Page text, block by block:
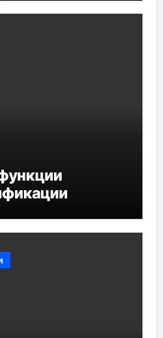
обустройства